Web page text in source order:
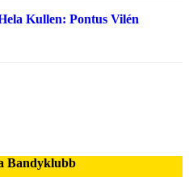
Kullen: Pontus Vilén
Bandyklubb